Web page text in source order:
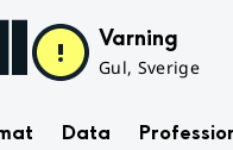
Varning
Gul, Sverige
Data